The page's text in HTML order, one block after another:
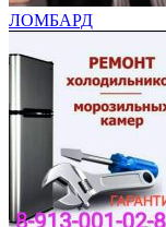
ЛОМБАРД